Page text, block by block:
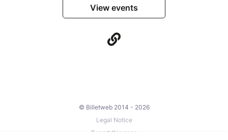
View events
© Billetweb 2014 - 2026
Legal Notice
Report this page